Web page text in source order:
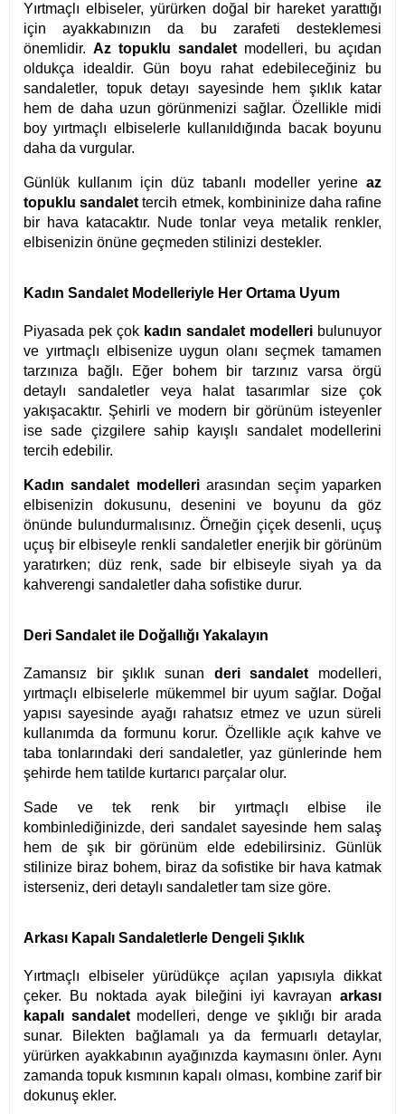
Yırtmaçlı elbiseler, yürürken doğal bir hareket yarattığı
için ayakkabınızın da bu zarafeti desteklemesi
önemlidir. Az topuklu sandalet modelleri, bu açıdan
oldukça idealdir. Gün boyu rahat edebileceğiniz bu
sandaletler, topuk detayı sayesinde hem şıklık katar
hem de daha uzun görünmenizi sağlar. Özellikle midi
boy yırtmaçlı elbiselerle kullanıldığında bacak boyunu
daha da vurgular.
Günlük kullanım için düz tabanlı modeller yerine az
topuklu sandalet tercih etmek, kombininize daha rafine
bir hava katacaktır. Nude tonlar veya metalik renkler,
elbisenizin önüne geçmeden stilinizi destekler.
Kadın Sandalet Modelleriyle Her Ortama Uyum
Piyasada pek çok kadın sandalet modelleri bulunuyor
ve yırtmaçlı elbisenize uygun olanı seçmek tamamen
tarzınıza bağlı. Eğer bohem bir tarzınız varsa örgü
detaylı sandaletler veya halat tasarımlar size çok
yakışacaktır. Şehirli ve modern bir görünüm isteyenler
ise sade çizgilere sahip kayışlı sandalet modellerini
tercih edebilir.
Kadın sandalet modelleriarasından seçim yaparken
elbisenizin dokusunu, desenini ve boyunu da göz
önünde bulundurmalısınız. Örneğin çiçek desenli, uçuş
uçuş bir elbiseyle renkli sandaletler enerjik bir görünüm
yaratırken; düz renk, sade bir elbiseyle siyah ya da
kahverengi sandaletler daha sofistike durur.
Deri Sandalet ile Doğallığı Yakalayın
Zamansız bir şıklık sunan deri sandalet modelleri,
yırtmaçlı elbiselerle mükemmel bir uyum sağlar. Doğal
yapısı sayesinde ayağı rahatsız etmez ve uzun süreli
kullanımda da formunu korur. Özellikle açık kahve ve
taba tonlarındaki deri sandaletler, yaz günlerinde hem
şehirde hem tatilde kurtarıcı parçalar olur.
Sade ve tek renk bir yırtmaçlı elbise ile
kombinlediğinizde, deri sandalet sayesinde hem salaş
hem de şık bir görünüm elde edebilirsiniz. Günlük
stilinize biraz bohem, biraz da sofistike bir hava katmak
isterseniz, deri detaylı sandaletler tam size göre.
Arkası Kapalı Sandaletlerle Dengeli Şıklık
Yırtmaçlı elbiseler yürüdükçe açılan yapısıyla dikkat
çeker. Bu noktada ayak bileğini iyi kavrayan arkası
kapalı sandaletmodelleri, denge ve şıklığı bir arada
sunar. Bilekten bağlamalı ya da fermuarlı detaylar,
yürürken ayakkabının ayağınızda kaymasını önler. Aynı
zamanda topuk kısmının kapalı olması, kombine zarif bir
dokunuş ekler.